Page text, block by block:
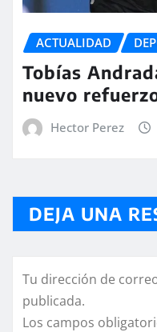
ACTUALIDAD
Tobías
nuevo
Hector Perez
DEJA UNA
Tu dirección de
publicada.
Los campos